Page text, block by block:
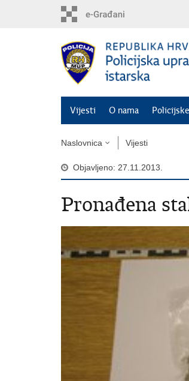
Vijesti O nama
Naslovnica Vijesti
Objavljeno: 27.11.2013.
Pronađena